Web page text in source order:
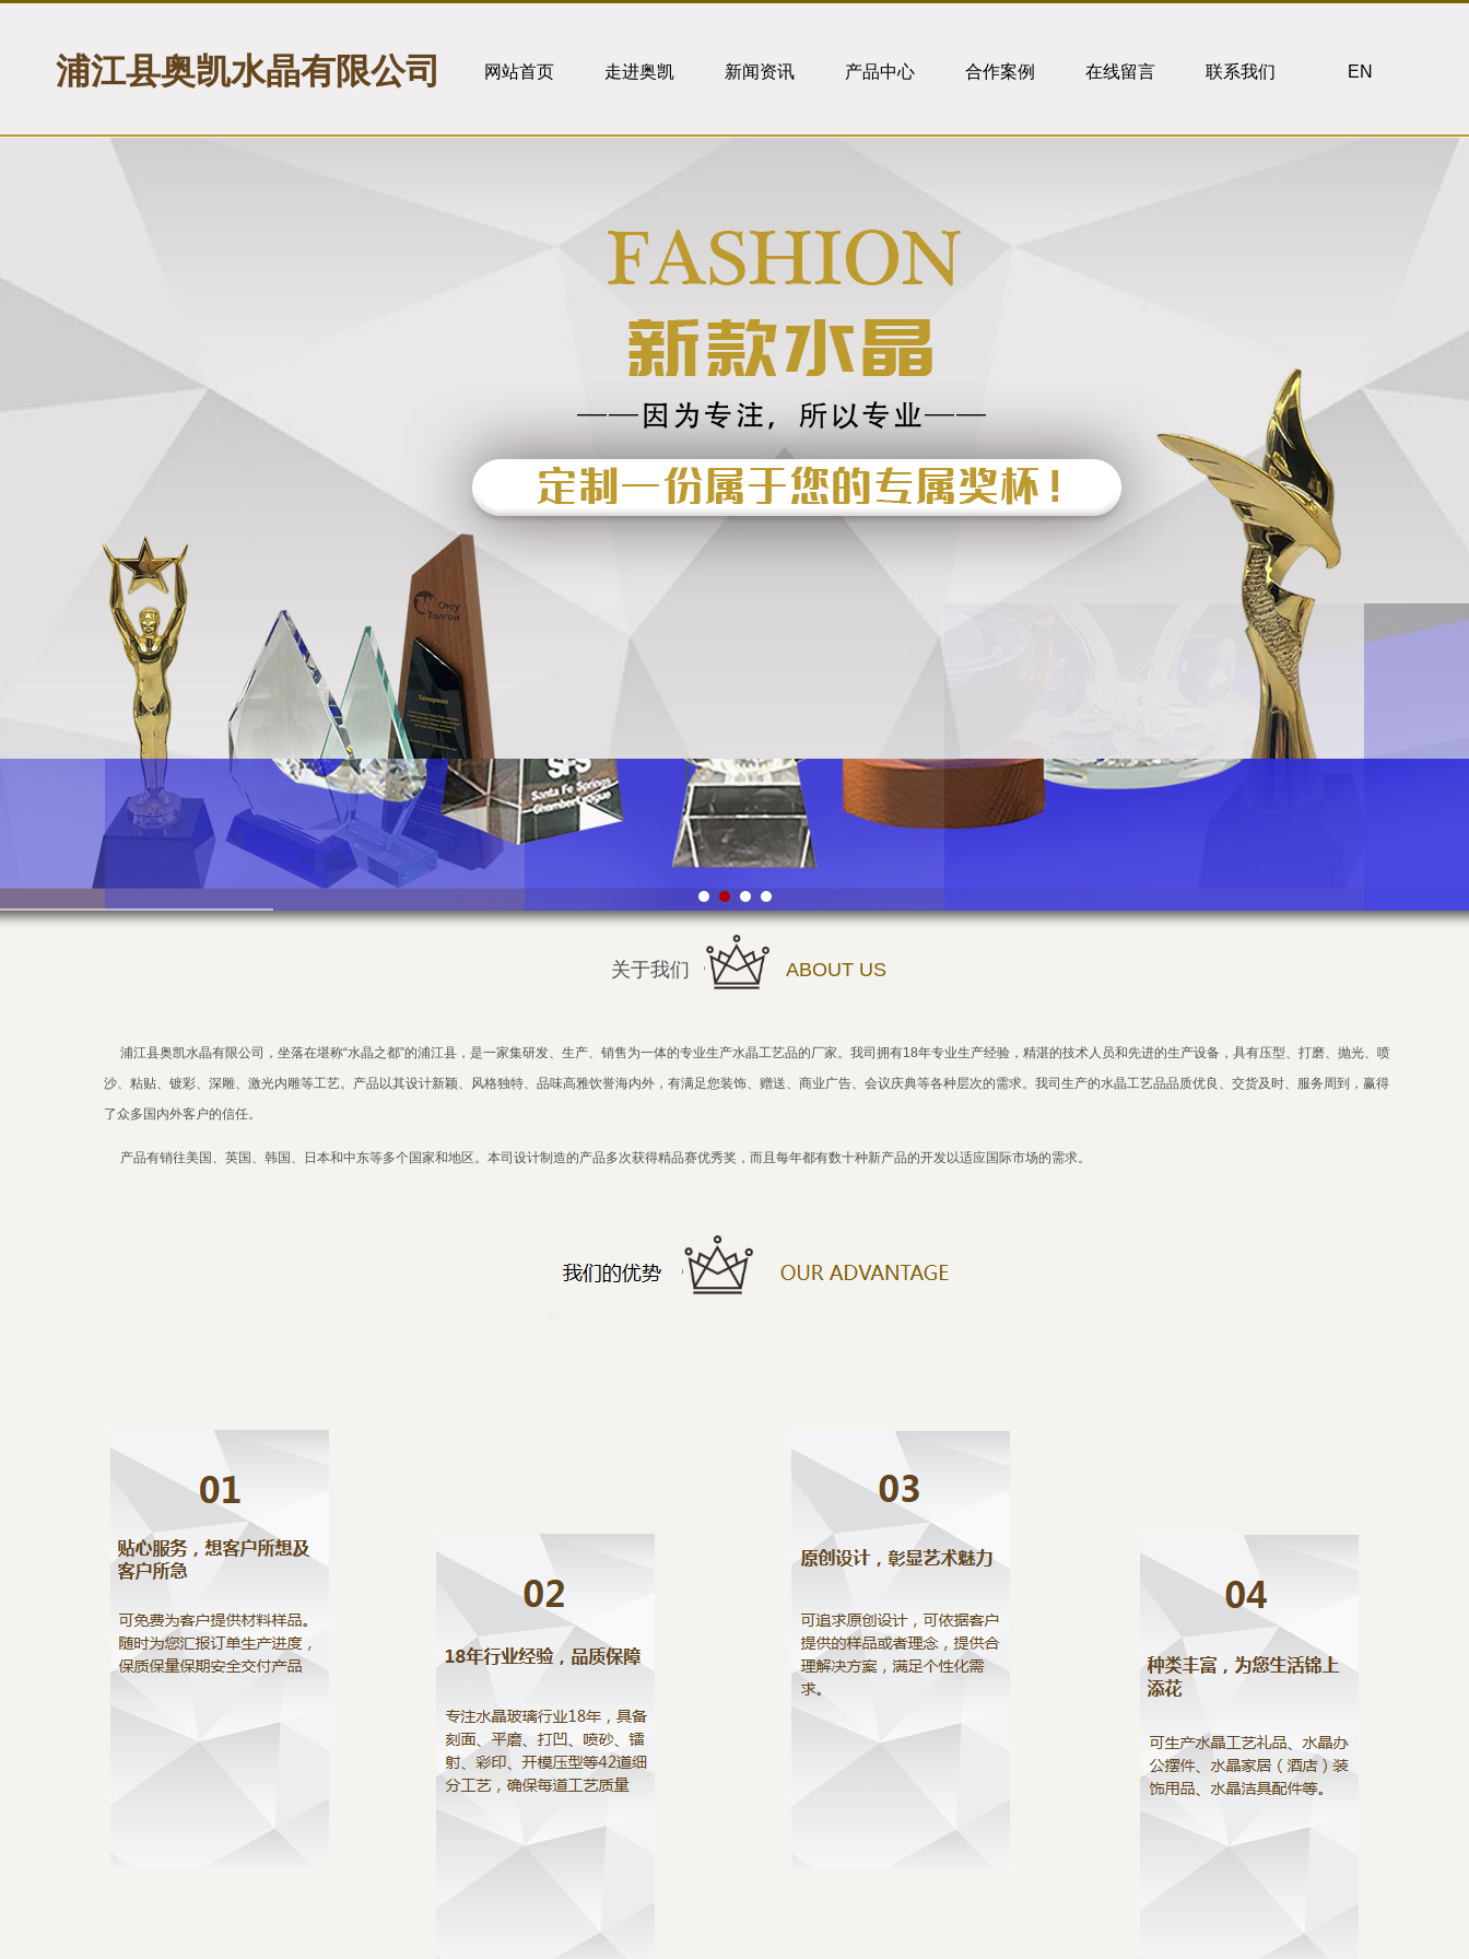
网站首页 走进奥凯 新闻资讯 产品中心 合作案例 在线留言 联系我们 EN
浦江县奥凯水晶有限公司
浦江县奥凯水晶有限公司，坐落在堪称“水晶之都”的浦江县，是一家集研发、生产、销售为一体的专业生产水晶工艺品的厂家。我司拥有18年专业生产经验，精湛的技术人员和先进的生产设备，具有压型、打磨、抛光、喷
沙、粘贴、镀彩、深雕、激光内雕等工艺。产品以其设计新颖、风格独特、品味高雅饮誉海内外，有满足您装饰、赠送、商业广告、会议庆典等各种层次的需求。我司生产的水晶工艺品品质优良、交货及时、服务周到，赢得
了众多国内外客户的信任。
产品有销往美国、英国、韩国、日本和中东等多个国家和地区。本司设计制造的产品多次获得精品赛优秀奖，而且每年都有数十种新产品的开发以适应国际市场的需求。
关于我们 ABOUT US